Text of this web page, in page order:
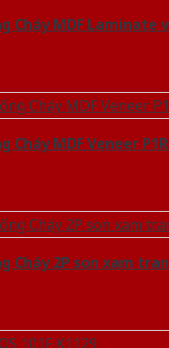
Cháy MDF Laminate
Cháy MDF Veneer
Cháy 2P son xam